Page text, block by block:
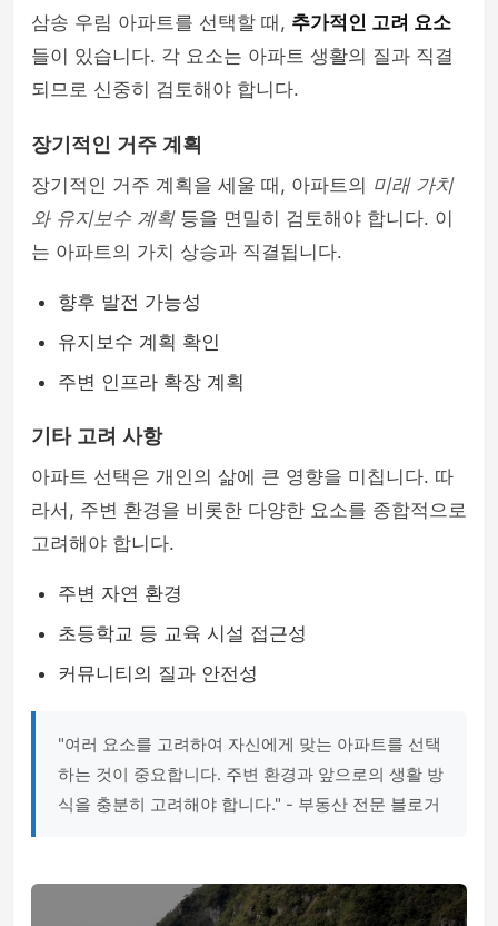
삼송 우림 아파트를 선택할 때, 추가적인 고려 요소
들이 있습니다. 각 요소는 아파트 생활의 질과 직결
되므로 신중히 검토해야 합니다.
장기적인 거주 계획
장기적인 거주 계획을 세울 때, 아파트의 미래 가치
와 유지보수 계획등을 면밀히 검토해야 합니다. 이
는 아파트의 가치 상승과 직결됩니다.
향후 발전 가능성
유지보수 계획 확인
주변 인프라 확장 계획
기타 고려 사항
아파트 선택은 개인의 삶에 큰 영향을 미칩니다. 따
라서, 주변 환경을 비롯한 다양한 요소를 종합적으로
고려해야 합니다.
주변 자연 환경
초등학교 등 교육 시설 접근성
커뮤니티의 질과 안전성
"여러 요소를 고려하여 자신에게 맞는 아파트를 선택
하는 것이 중요합니다. 주변 환경과 앞으로의 생활 방
식을 충분히 고려해야 합니다." - 부동산 전문 블로거